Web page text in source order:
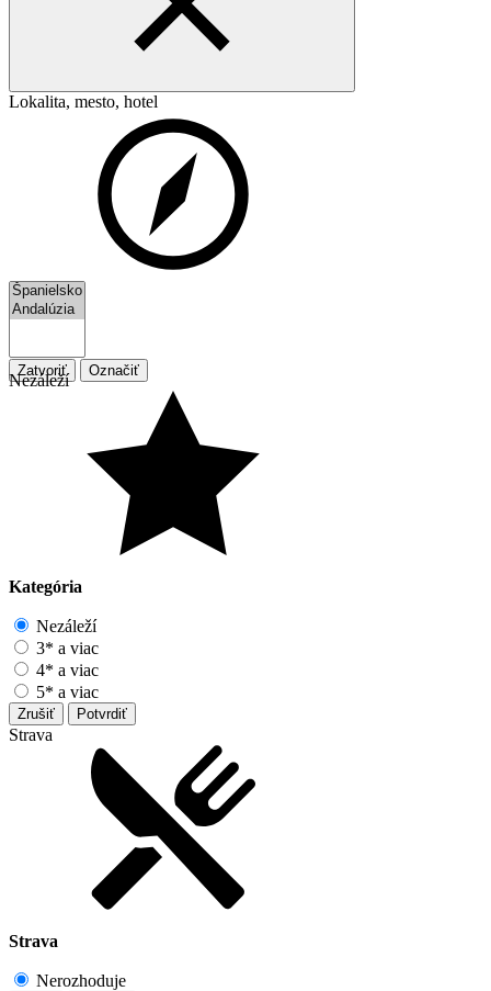
Lokalita, mesto, hotel
Zatvoriť Označiť
Nezáleží
Kategória
Nezáleží
3* a viac
4* a viac
5* a viac
Zrušiť Potvrdiť
Strava
Strava
Nerozhoduje